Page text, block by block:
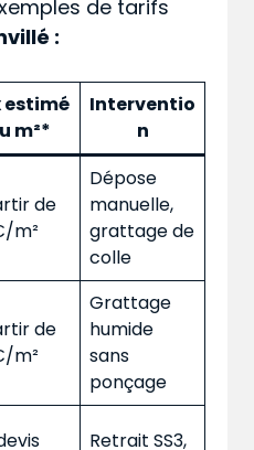
de tarifs
:
estimé
m²*
Interventio
n
de
m²
Dépose
manuelle,
grattage de
colle
de
m²
Grattage
humide
sans
ponçage
Retrait SS3,